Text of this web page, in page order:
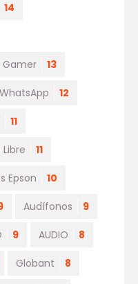
14
Gamer 13
WhatsApp 12
11
11
Epson 10
Audífonos 9
9 AUDIO 8
Globant 8